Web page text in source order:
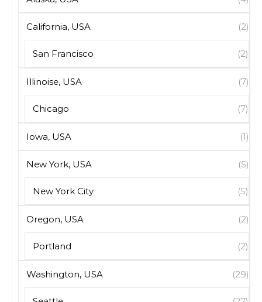
California, USA (2)
San Francisco (2)
Illinoise, USA (7)
Chicago (7)
Iowa, USA (1)
New York, USA (5)
New York City (5)
Oregon, USA (2)
Portland (2)
Washington, USA (29)